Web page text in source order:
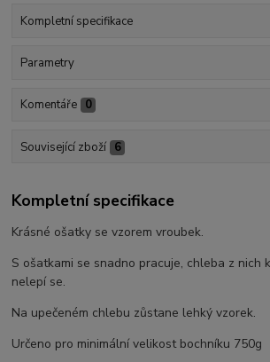
Kompletní specifikace
Parametry
Komentáře 0
Související zboží 6
Kompletní specifikace
Krásné ošatky se vzorem vroubek.
S ošatkami se snadno pracuje, chleba z nich
nelepí se.
Na upečeném chlebu zůstane lehký vzorek.
Určeno pro minimální velikost bochníku 750g